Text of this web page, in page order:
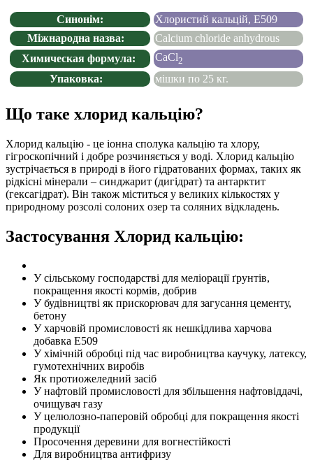
Синонім:
Хлористий кальцій, Е509
Міжнародна назва:
Calcium chloride anhydrous
Химическая формула:
CaCl2
Упаковка: мішки по 25 кг.
Що таке хлорид кальцію?
Хлорид кальцію - це іонна сполука кальцію та хлору,
гігроскопічний і добре розчиняється у воді. Хлорид кальцію
зустрічається в природі в його гідратованих формах, таких як
рідкісні мінерали – синджарит (дигідрат) та антарктит
(гексагідрат). Він також міститься у великих кількостях у
природному розсолі солоних озер та соляних відкладень.
Застосування Хлорид кальцію:
У сільському господарстві для меліорації ґрунтів,
покращення якості кормів, добрив
У будівництві як прискорювач для загусання цементу,
бетону
У харчовій промисловості як нешкідлива харчова
добавка E509
У хімічній обробці під час виробництва каучуку, латексу,
гумотехнічних виробів
Як протиожеледний засіб
У нафтовій промисловості для збільшення нафтовіддачі,
очищувач газу
У целюлозно-паперовій обробці для покращення якості
продукції
Просочення деревини для вогнестійкості
Для виробництва антифризу